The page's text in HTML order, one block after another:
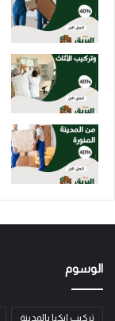
الوسوم
تركيب ايكيا بالمدينة